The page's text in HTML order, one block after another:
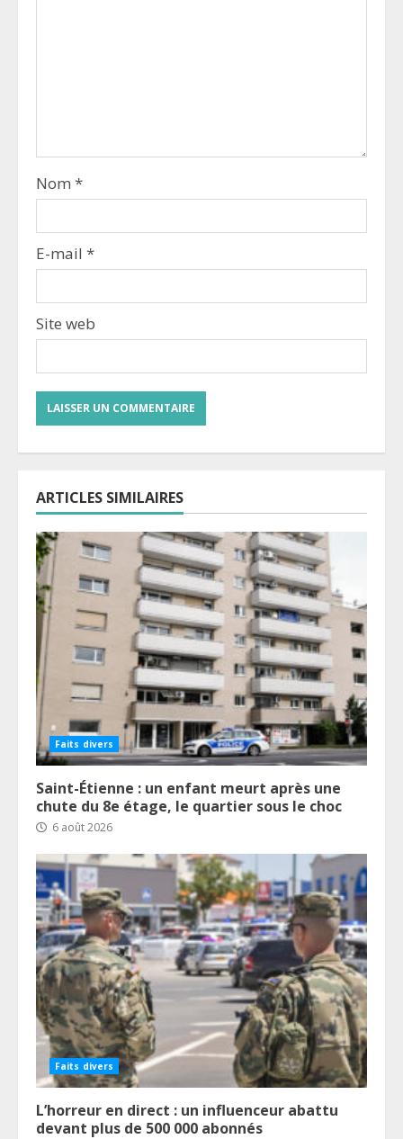
Nom *
E-mail *
Site web
ARTICLES SIMILAIRES
Faits divers
Saint-Étienne : un enfant meurt après une
chute du 8e étage, le quartier sous le choc
6 août 2026
Faits divers
L’horreur en direct : un influenceur abattu
devant plus de 500 000 abonnés